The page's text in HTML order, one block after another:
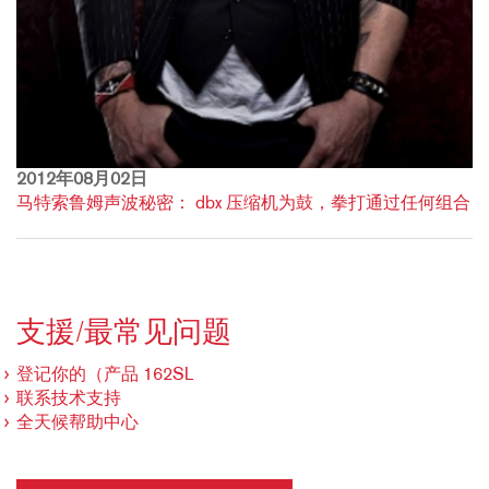
2012年08月02日
马特索鲁姆声波秘密： dbx 压缩机为鼓，拳打通过任何组合
支援/最常见问题
登记你的（产品 162SL
联系技术支持
全天候帮助中心